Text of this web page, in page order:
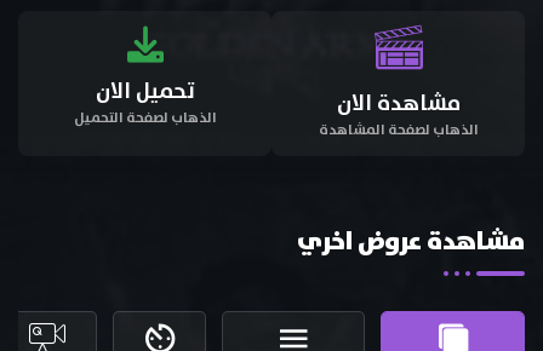
مشاهدة الان
الذهاب لصفحة المشاهدة
تحميل الان
الذهاب لصفحة التحميل
مشاهدة عروض اخري